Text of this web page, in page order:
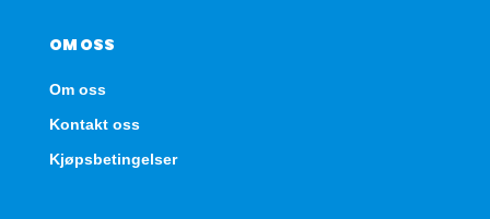
OM OSS
Om oss
Kontakt oss
Kjøpsbetingelser